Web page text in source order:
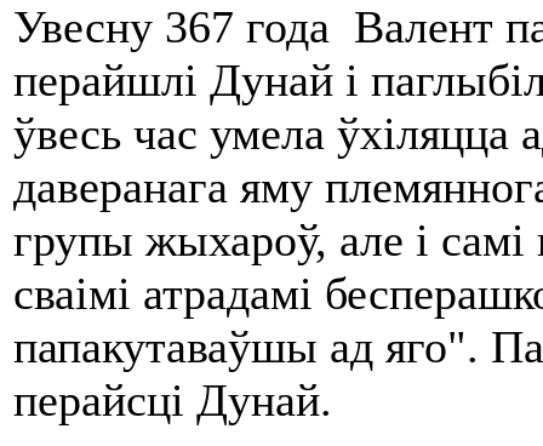
Увесну 367 года Валент
перайшлі Дунай і
ўвесь час умела ўхіляцца
даверанага яму
групы жыхароў, але і самі
сваімі атрадамі
папакутаваўшы ад яго".
перайсці Дунай.